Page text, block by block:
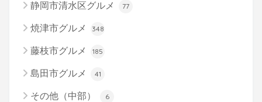
静岡市清水区グルメ 77
焼津市グルメ 348
藤枝市グルメ 185
島田市グルメ 41
その他（中部） 6